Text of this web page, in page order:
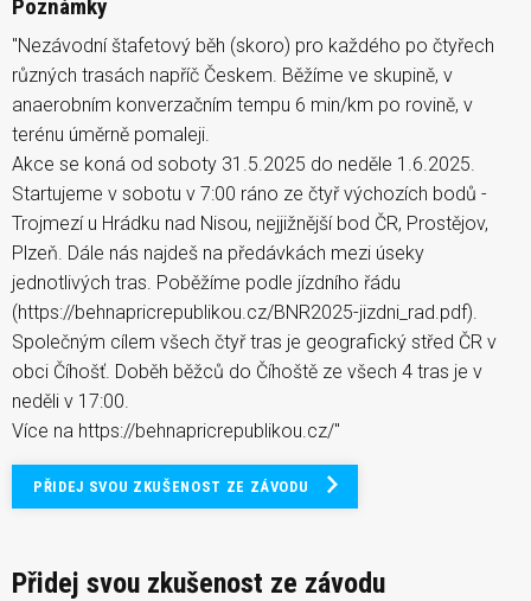
Poznámky
"Nezávodní štafetový běh (skoro) pro každého po čtyřech
různých trasách napříč Českem. Běžíme ve skupině, v
anaerobním konverzačním tempu 6 min/km po rovině, v
terénu úměrně pomaleji.
Akce se koná od soboty 31.5.2025 do neděle 1.6.2025.
Startujeme v sobotu v 7:00 ráno ze čtyř výchozích bodů -
Trojmezí u Hrádku nad Nisou, nejjižnější bod ČR, Prostějov,
Plzeň. Dále nás najdeš na předávkách mezi úseky
jednotlivých tras. Poběžíme podle jízdního řádu
(https://behnapricrepublikou.cz/BNR2025-jizdni_rad.pdf).
Společným cílem všech čtyř tras je geografický střed ČR v
obci Číhošť. Doběh běžců do Číhoště ze všech 4 tras je v
neděli v 17:00.
Více na https://behnapricrepublikou.cz/"
PŘIDEJ SVOU ZKUŠENOST ZE ZÁVODU
Přidej svou zkušenost ze závodu